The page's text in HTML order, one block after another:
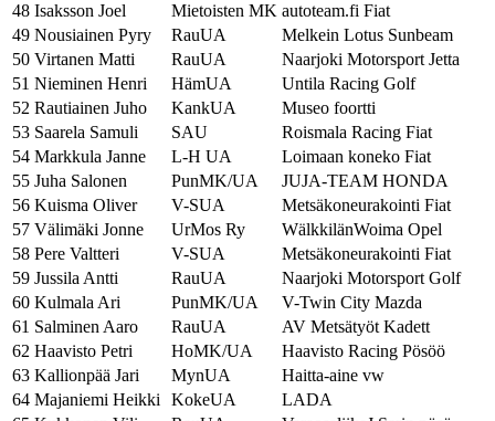
48 Isaksson Joel Mietoisten MK autoteam.fi Fiat
49 Nousiainen Pyry RauUA
Melkein Lotus Sunbeam
50 Virtanen Matti RauUA
Naarjoki Motorsport Jetta
51 Nieminen Henri HämUA
Untila Racing Golf
52 Rautiainen Juho KankUA
Museo foortti
53 Saarela Samuli SAU
Roismala Racing Fiat
54 Markkula Janne L-H UA
Loimaan koneko Fiat
55 Juha Salonen PunMK/UA
JUJA-TEAM HONDA
56 Kuisma Oliver V-SUA
Metsäkoneurakointi Fiat
57 Välimäki Jonne UrMos Ry
WälkkilänWoima Opel
58 Pere Valtteri V-SUA
Metsäkoneurakointi Fiat
59 Jussila Antti RauUA
Naarjoki Motorsport Golf
60 Kulmala Ari PunMK/UA
V-Twin City Mazda
61 Salminen Aaro RauUA
AV Metsätyöt Kadett
62 Haavisto Petri HoMK/UA
Haavisto Racing Pösöö
63 Kallionpää Jari MynUA
Haitta-aine vw
64 Majaniemi Heikki KokeUA
LADA